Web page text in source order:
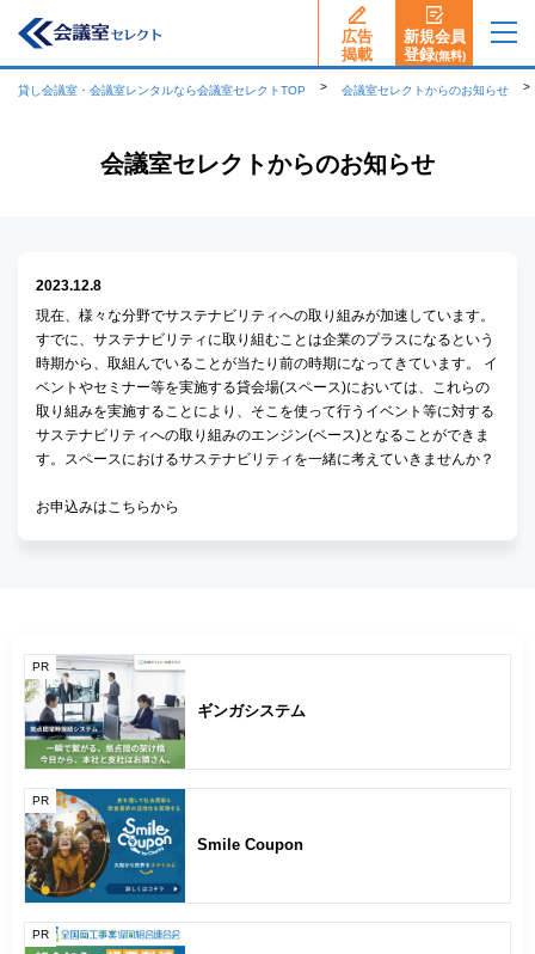
広告
揭載
新規会員
登録(無料)
貸し会議室・会議室レンタルなら会議室セレクトTOP 会議室セレクトからのお知らせ
会議室セレクトからのお知らせ
2023.12.8
現在、様々な分野でサステナビリティへの取り組みが加速しています。
すでに、サステナビリティに取り組むことは企業のプラスになるという
時期から、取組んでいることが当たり前の時期になってきています。 イ
ベントやセミナー等を実施する貸会場(スペース)においては、これらの
取り組みを実施することにより、そこを使って行うイベント等に対する
サステナビリティへの取り組みのエンジン(ベース)となることができま
す。スペースにおけるサステナビリティを一緒に考えていきませんか？
お申込みはこちらから
PR
ギンガシステム
PR
Smile Coupon
PR